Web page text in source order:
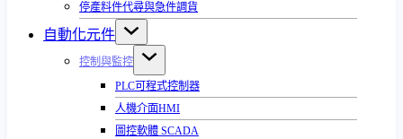
停產料件代尋與急件調貨
自動化元件
控制與監控
PLC可程式控制器
人機介面HMI
圖控軟體 SCADA